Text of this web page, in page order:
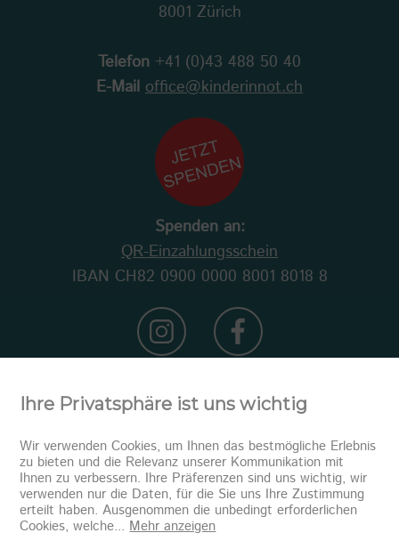
8001 Zürich
Telefon +41 (0)43 488 50 40
E-Mail office@kinderinnot.ch
Spenden an:
QR-Einzahlungsschein
IBAN CH82 0900 0000 8001 8018 8
Newsletter abonnieren
Ihre Privatsphäre ist uns wichtig
Wir verwenden Cookies, um Ihnen das bestmögliche Erlebnis
zu bieten und die Relevanz unserer Kommunikation mit
Ihnen zu verbessern. Ihre Präferenzen sind uns wichtig, wir
verwenden nur die Daten, für die Sie uns Ihre Zustimmung
erteilt haben. Ausgenommen die unbedingt erforderlichen
Cookies, welche... Mehr anzeigen